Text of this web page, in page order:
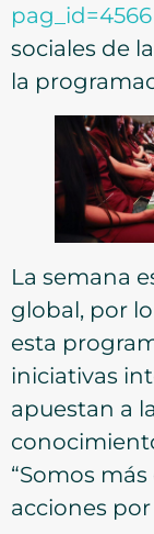
pag_id=4566
sociales de
la
La semana
global, por
esta
iniciativas
apuestan a
“Somos
acciones por